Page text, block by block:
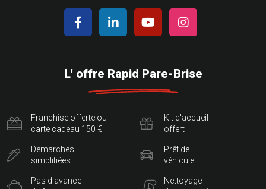
L' offre Rapid Pare-Brise
Franchise offerte ou
carte cadeau 150 €
Démarches
simplifiées
Pas d'avance
Kit d'accueil
offert
Prêt de
véhicule
Nettoyage